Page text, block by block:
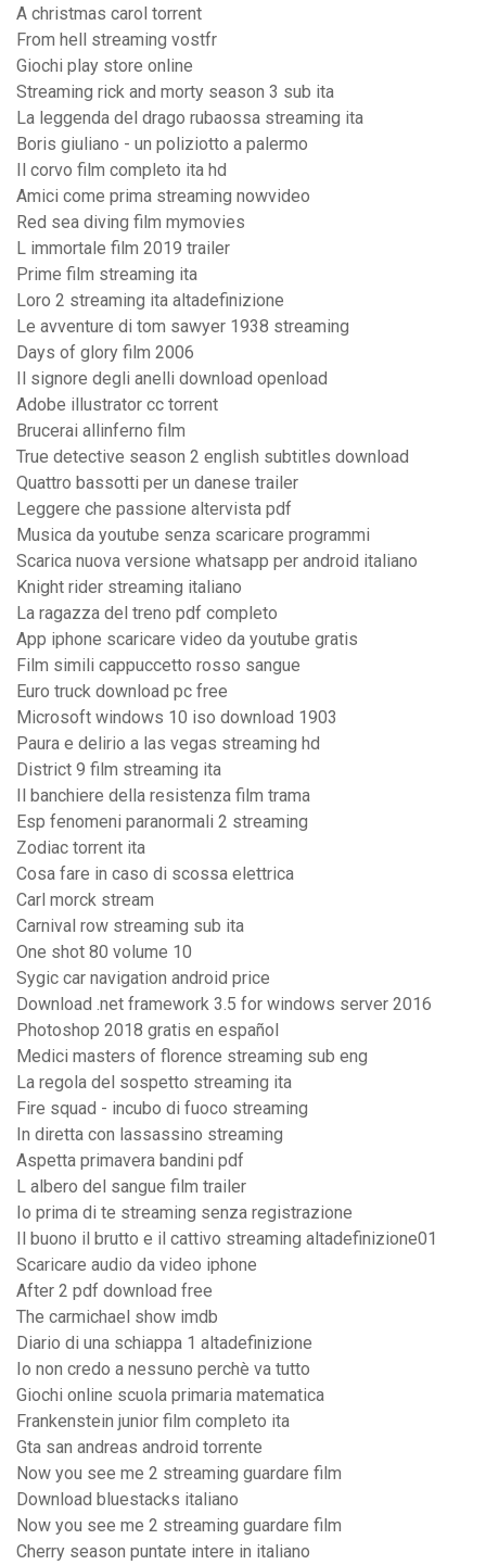
A christmas carol torrent
From hell streaming vostfr
Giochi play store online
Streaming rick and morty season 3 sub ita
La leggenda del drago rubaossa streaming ita
Boris giuliano - un poliziotto a palermo
Il corvo film completo ita hd
Amici come prima streaming nowvideo
Red sea diving film mymovies
L immortale film 2019 trailer
Prime film streaming ita
Loro 2 streaming ita altadefinizione
Le avventure di tom sawyer 1938 streaming
Days of glory film 2006
Il signore degli anelli download openload
Adobe illustrator cc torrent
Brucerai allinferno film
True detective season 2 english subtitles download
Quattro bassotti per un danese trailer
Leggere che passione altervista pdf
Musica da youtube senza scaricare programmi
Scarica nuova versione whatsapp per android italiano
Knight rider streaming italiano
La ragazza del treno pdf completo
App iphone scaricare video da youtube gratis
Film simili cappuccetto rosso sangue
Euro truck download pc free
Microsoft windows 10 iso download 1903
Paura e delirio a las vegas streaming hd
District 9 film streaming ita
Il banchiere della resistenza film trama
Esp fenomeni paranormali 2 streaming
Zodiac torrent ita
Cosa fare in caso di scossa elettrica
Carl morck stream
Carnival row streaming sub ita
One shot 80 volume 10
Sygic car navigation android price
Download .net framework 3.5 for windows server 2016
Photoshop 2018 gratis en español
Medici masters of florence streaming sub eng
La regola del sospetto streaming ita
Fire squad - incubo di fuoco streaming
In diretta con lassassino streaming
Aspetta primavera bandini pdf
L albero del sangue film trailer
Io prima di te streaming senza registrazione
Il buono il brutto e il cattivo streaming altadefinizione01
Scaricare audio da video iphone
After 2 pdf download free
The carmichael show imdb
Diario di una schiappa 1 altadefinizione
Io non credo a nessuno perchè va tutto
Giochi online scuola primaria matematica
Frankenstein junior film completo ita
Gta san andreas android torrente
Now you see me 2 streaming guardare film
Download bluestacks italiano
Now you see me 2 streaming guardare film
Cherry season puntate intere in italiano